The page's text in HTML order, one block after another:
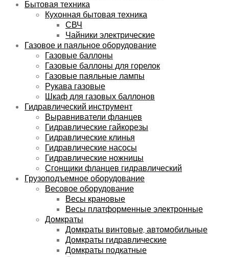
Бытовая техника
Кухонная бытовая техника
СВЧ
Чайники электрические
Газовое и паяльное оборудование
Газовые баллоны
Газовые баллоны для горелок
Газовые паяльные лампы
Рукава газовые
Шкаф для газовых баллонов
Гидравлический инструмент
Выравниватели фланцев
Гидравлические гайкорезы
Гидравлические клинья
Гидравлические насосы
Гидравлические ножницы
Сгонщики фланцев гидравлический
Грузоподъемное оборудование
Весовое оборудование
Весы крановые
Весы платформенные электронные
Домкраты
Домкраты винтовые, автомобильные
Домкраты гидравлические
Домкраты подкатные